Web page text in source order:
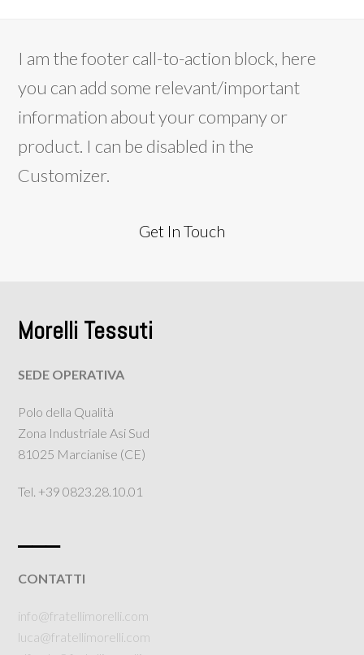
I am the footer call-to-action block, here
you can add some relevant/important
information about your company or
product. I can be disabled in the
Customizer.
Get In Touch
Morelli Tessuti
SEDE OPERATIVA
Polo della Qualità
Zona Industriale Asi Sud
81025 Marcianise (CE)
Tel. +39 0823.28.10.01
CONTATTI
info@fratellimorelli.com
luca@fratellimorelli.com